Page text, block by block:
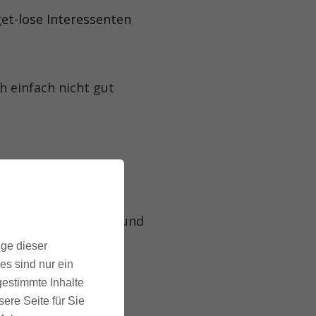
lose Interessenten
einfach nicht gut
für Personaler und
haben das noch
dieser
sind nur ein
Inhalte
Seite für Sie